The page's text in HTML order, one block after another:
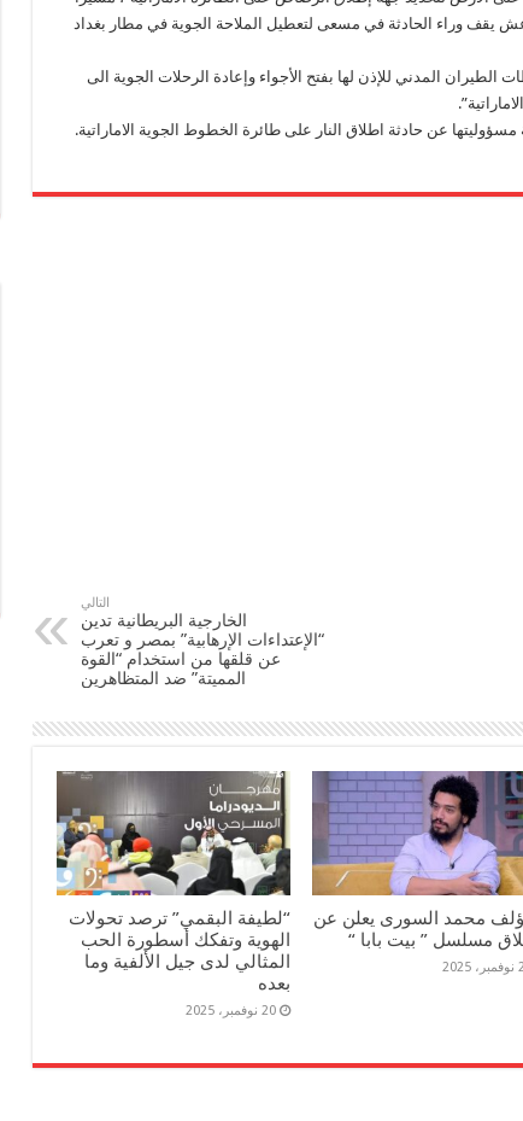
يقف وراء الحادثة في مسعى لتعطيل الملاحة الجوية في مطار بغداد
الطيران المدني للإذن لها بفتح الأجواء وإعادة الرحلات الجوية الى
التالي
الخارجية البريطانية تدين
“الإعتداءات الإرهابية” بمصر و تعرب
عن قلقها من استخدام “القوة
المميتة” ضد المتظاهرين
محمد السورى يعلن عن
مسلسل ” بيت بابا “
“لطيفة البقمي” ترصد تحولات
الهوية وتفكك أسطورة الحب
المثالي لدى جيل الألفية وما
بعده
20 نوفمبر، 2025